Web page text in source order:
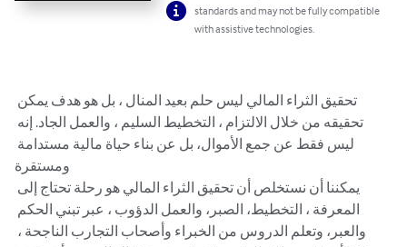
standards and may not be fully compatible
with assistive technologies.
تحقيق الثراء المالي ليس حلم بعيد المنال ، بل هو هدف يمكن
تحقيقه من خلال الالتزام ، التخطيط السليم ، والعمل الجاد. إنه
ليس فقط عن جمع الأموال، بل عن بناء حياة مالية مستدامة
ومستقرة
يمكننا أن نستخلص أن تحقيق الثراء المالي هو رحلة تحتاج إلى
المعرفة ، التخطيط، الصبر، والعمل الدؤوب ، عبر تبني الحكم
والعبر، وتعلم الدروس من الخبراء وأصحاب التجارب الناجحة ،